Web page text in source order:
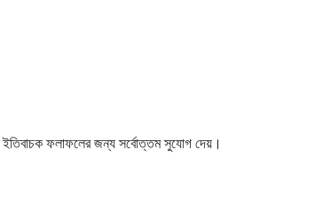
ইতিবাচক ফলাফলের জন্য সর্বোত্তম সুযোগ দেয়।